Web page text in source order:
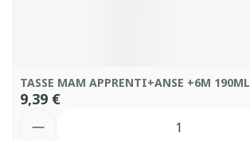
TASSE MAM APPRENTI+ANSE +6M 190ML
9,39 €